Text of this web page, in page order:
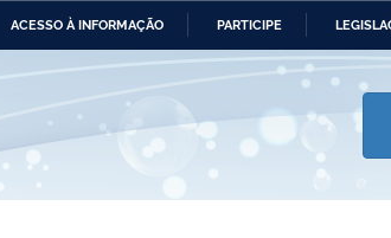
ACESSO À INFORMAÇÃO PARTICIPE
das Relações Ministério da Economia
e dos Direitos Humanos